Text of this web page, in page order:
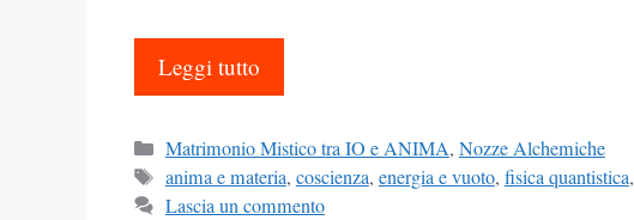
Leggi tutto
Categorie
Matrimonio Mistico tra IO e ANIMA, Nozze Alchemiche
Tag
anima e materia, coscienza, energia e vuoto, fisica quantistica,
Lascia un commento